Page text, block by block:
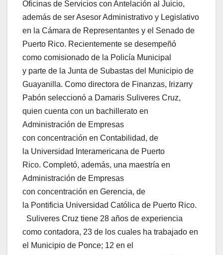
Oficinas de Servicios con Antelación al Juicio,
además de ser Asesor Administrativo y Legislativo
en la Cámara de Representantes y el Senado de
Puerto Rico. Recientemente se desempeñó
como comisionado de la Policía Municipal
y parte de la Junta de Subastas del Municipio de
Guayanilla. Como directora de Finanzas, Irizarry
Pabón seleccionó a Damaris Suliveres Cruz,
quien cuenta con un bachillerato en
Administración de Empresas
con concentración en Contabilidad, de
la Universidad Interamericana de Puerto
Rico. Completó, además, una maestría en
Administración de Empresas
con concentración en Gerencia, de
la Pontificia Universidad Católica de Puerto Rico.
Suliveres Cruz tiene 28 años de experiencia
como contadora, 23 de los cuales ha trabajado en
el Municipio de Ponce; 12 en el